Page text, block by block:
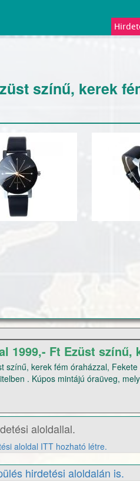
színű, kerek
1999,- Ft Ezüst színű,
színű, kerek fém óraházzal, Fekete
. Kúpos mintájú óraüveg,
aloldallal.
aloldal ITT hozható létre.
hirdetési aloldalán is.